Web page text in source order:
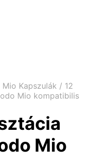
Kapszulák / 12
Mio kompatibilis
Mio